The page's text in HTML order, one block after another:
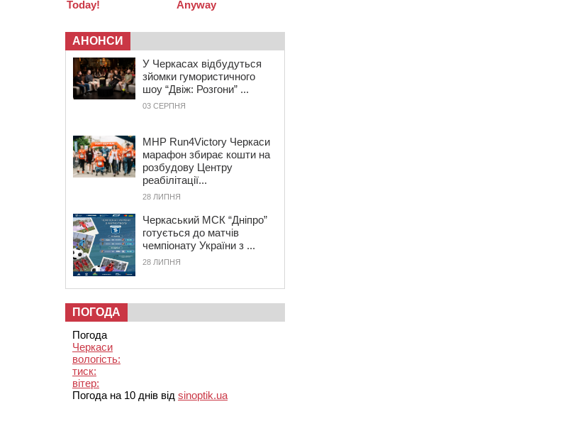
АНОНСИ
У Черкасах відбудуться
зйомки гумористичного
шоу “Двіж: Розгони” ...
03 СЕРПНЯ
MHP Run4Victory Черкаси
марафон збирає кошти на
розбудову Центру
реабілітації...
28 ЛИПНЯ
Черкаський МСК “Дніпро”
готується до матчів
чемпіонату України з ...
28 ЛИПНЯ
ПОГОДА
Погода
Черкаси
вологість:
тиск:
вітер:
Погода на 10 днів від sinoptik.ua